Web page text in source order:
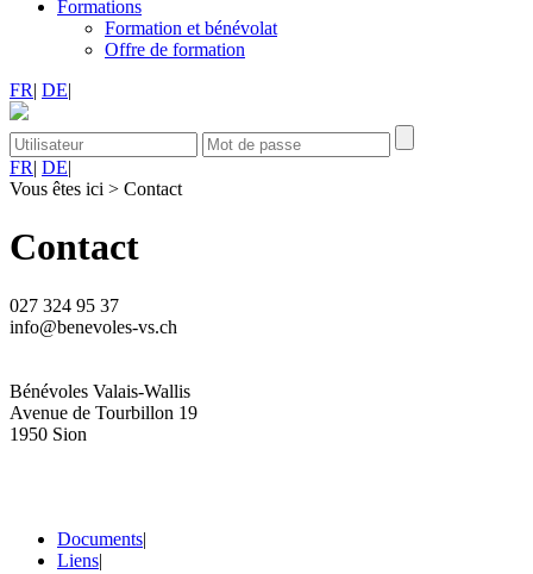
Formations
Formation et bénévolat
Offre de formation
FR| DE|
FR| DE|
Vous êtes ici > Contact
Contact
027 324 95 37
info@benevoles-vs.ch
Bénévoles Valais-Wallis
Avenue de Tourbillon 19
1950 Sion
Documents|
Liens|